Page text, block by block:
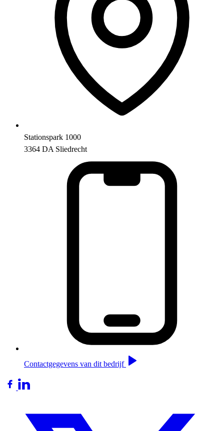
Stationspark 1000
3364 DA Sliedrecht
Contactgegevens van dit bedrijf